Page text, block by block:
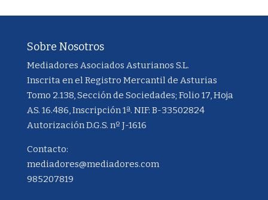
Sobre Nosotros
Mediadores Asociados Asturianos S.L.
Inscrita en el Registro Mercantil de Asturias
Tomo 2.138, Sección de Sociedades; Folio 17, Hoja
AS. 16.486, Inscripción 1ª. NIF: B-33502824
Autorización D.G.S. nº J-1616
Contacto:
mediadores@mediadores.com
985207819